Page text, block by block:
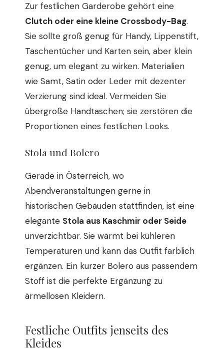
Zur festlichen Garderobe gehört eine
Clutch oder eine kleine Crossbody-Bag.
Sie sollte groß genug für Handy, Lippenstift,
Taschentücher und Karten sein, aber klein
genug, um elegant zu wirken. Materialien
wie Samt, Satin oder Leder mit dezenter
Verzierung sind ideal. Vermeiden Sie
übergroße Handtaschen; sie zerstören die
Proportionen eines festlichen Looks.
Stola und Bolero
Gerade in Österreich, wo
Abendveranstaltungen gerne in
historischen Gebäuden stattfinden, ist eine
elegante Stola aus Kaschmir oder Seide
unverzichtbar. Sie wärmt bei kühleren
Temperaturen und kann das Outfit farblich
ergänzen. Ein kurzer Bolero aus passendem
Stoff ist die perfekte Ergänzung zu
ärmellosen Kleidern.
Festliche Outfits jenseits des
Kleides